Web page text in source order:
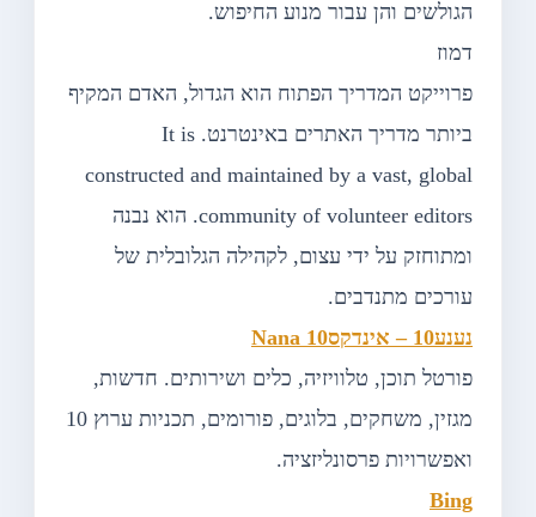
הגולשים והן עבור מנוע החיפוש.
דמוז
פרוייקט המדריך הפתוח הוא הגדול, האדם המקיף
ביותר מדריך האתרים באינטרנט. It is
constructed and maintained by a vast, global
community of volunteer editors. הוא נבנה
ומתוחזק על ידי עצום, לקהילה הגלובלית של
עורכים מתנדבים.
נענע10 – אינדקסNana 10
פורטל תוכן, טלוויזיה, כלים ושירותים. חדשות,
מגזין, משחקים, בלוגים, פורומים, תכניות ערוץ 10
ואפשרויות פרסונליזציה.
Bing